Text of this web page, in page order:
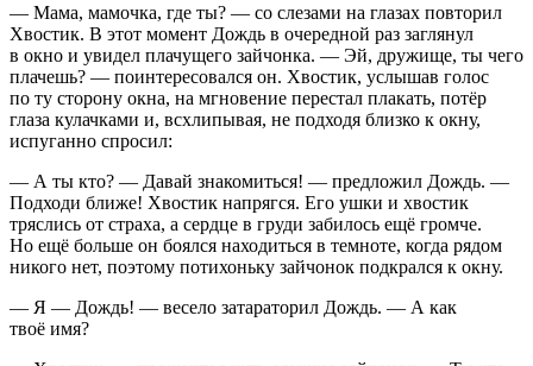
— Мама, мамочка, где ты? — со слезами на глазах повторил
Хвостик. В этот момент Дождь в очередной раз заглянул
в окно и увидел плачущего зайчонка. — Эй, дружище, ты чего
плачешь? — поинтересовался он. Хвостик, услышав голос
по ту сторону окна, на мгновение перестал плакать, потёр
глаза кулачками и, всхлипывая, не подходя близко к окну,
испуганно спросил:
— А ты кто? — Давай знакомиться! — предложил Дождь. —
Подходи ближе! Хвостик напрягся. Его ушки и хвостик
тряслись от страха, а сердце в груди забилось ещё громче.
Но ещё больше он боялся находиться в темноте, когда рядом
никого нет, поэтому потихоньку зайчонок подкрался к окну.
— Я — Дождь! — весело затараторил Дождь. — А как
твоё имя?